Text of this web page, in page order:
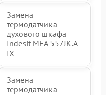
Замена
термодатчика
духового шкафа
Indesit MFA 557JK.A
IX
Замена
термодатчика